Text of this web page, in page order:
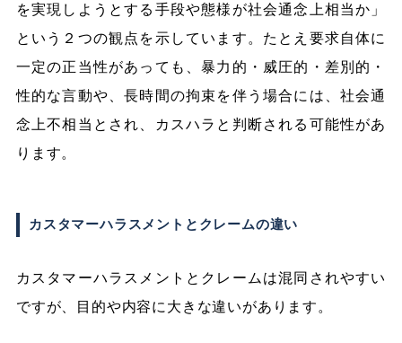
を実現しようとする手段や態様が社会通念上相当か」
という２つの観点を示しています。たとえ要求自体に
一定の正当性があっても、暴力的・威圧的・差別的・
性的な言動や、長時間の拘束を伴う場合には、社会通
念上不相当とされ、カスハラと判断される可能性があ
ります。
カスタマーハラスメントとクレームの違い
カスタマーハラスメントとクレームは混同されやすい
ですが、目的や内容に大きな違いがあります。